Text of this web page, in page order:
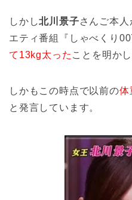
しかし北川景子さんご本
エティ番組『しゃべくり
て13kg太った ことを明か
しかもこの時点で以前の体
と発言しています。